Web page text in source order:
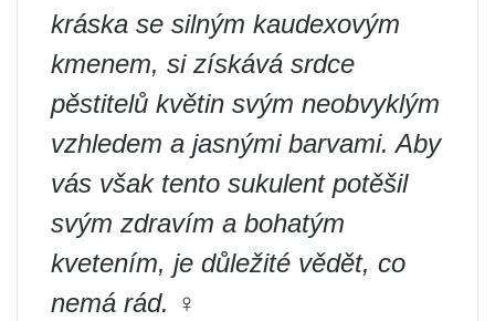
kráska se silným kaudexovým
kmenem, si získává srdce
pěstitelů květin svým neobvyklým
vzhledem a jasnými barvami. Aby
vás však tento sukulent potěšil
svým zdravím a bohatým
kvetením, je důležité vědět, co
nemá rád. ‍♀️